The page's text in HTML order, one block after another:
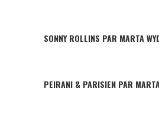
SONNY ROLLINS PAR MARTA
PEIRANI & PARISIEN PAR